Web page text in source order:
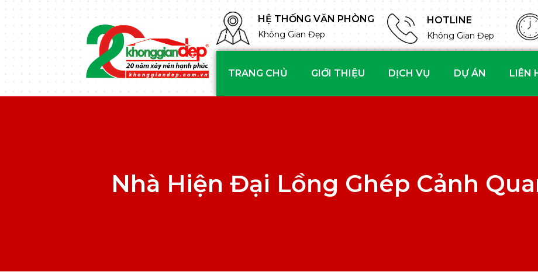
HỆ THỐNG VĂN PHÒNG
Không Gian Đẹp
HOTLINE
Không Gian Đẹp
TRANG CHỦ GIỚI THIỆU DỊCH VỤ DỰ ÁN LIÊN
Nhà Hiện Đại Lồng Ghép Cảnh